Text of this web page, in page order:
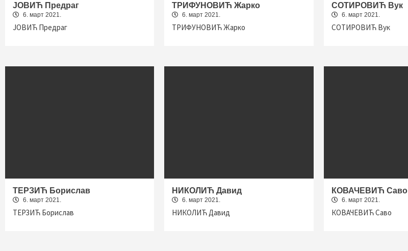
ЈОВИЋ Предраг
6. март 2021.
ЈОВИЋ Предраг
ТРИФУНОВИЋ Жарко
6. март 2021.
ТРИФУНОВИЋ Жарко
СОТИРОВИЋ Вук
6. март 2021.
СОТИРОВИЋ Вук
ТЕРЗИЋ Борислав
6. март 2021.
ТЕРЗИЋ Борислав
НИКОЛИЋ Давид
6. март 2021.
НИКОЛИЋ Давид
КОВАЧЕВИЋ Саво
6. март 2021.
КОВАЧЕВИЋ Саво